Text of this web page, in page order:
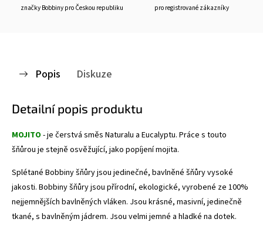
značky Bobbiny pro Českou republiku pro registrované zákazníky
Popis Diskuze
Detailní popis produktu
MOJITO - je čerstvá směs Naturalu a Eucalyptu. Práce s touto
šňůrou je stejně osvěžující, jako popíjení mojita.
Splétané Bobbiny šňůry jsou jedinečné, bavlněné šňůry vysoké
jakosti. Bobbiny šňůry jsou přírodní, ekologické, vyrobené ze 100%
nejjemnějších bavlněných vláken. Jsou krásné, masivní, jedinečně
tkané, s bavlněným jádrem. Jsou velmi jemné a hladké na dotek.